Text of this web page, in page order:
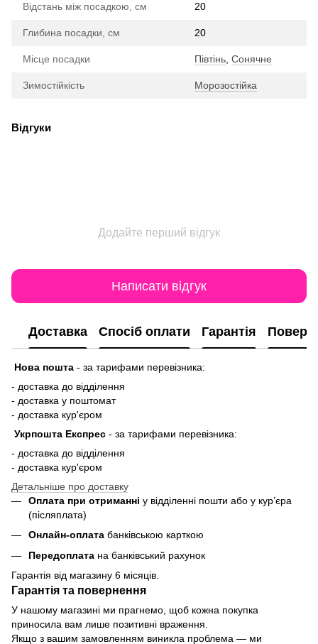
Відстань між посадкою, см 20
Глибина посадки, см 20
Місце посадки Півтінь Сонячне
Зимостійкість Морозостійка
Відгуки
Додайте перший відгук
Написати відгук
Доставка Спосіб оплати Гарантія
Нова пошта - за тарифами перевізника:
- доставка до відділення
- доставка у поштомат
- доставка кур'єром
Укрпошта Експрес - за тарифами перевізника:
- доставка до відділення
- доставка кур'єром
Детальніше про доставку
Оплата при отриманні у відділенні пошти або у кур’єра
(післяплата)
Онлайн-оплата банківською карткою
Передоплата на банківський рахунок
Гарантія від магазину 6 місяців.
Гарантія та повернення
У нашому магазині ми прагнемо, щоб кожна покупка
приносила вам лише позитивні враження.
Якщо з вашим замовленням виникла проблема — ми